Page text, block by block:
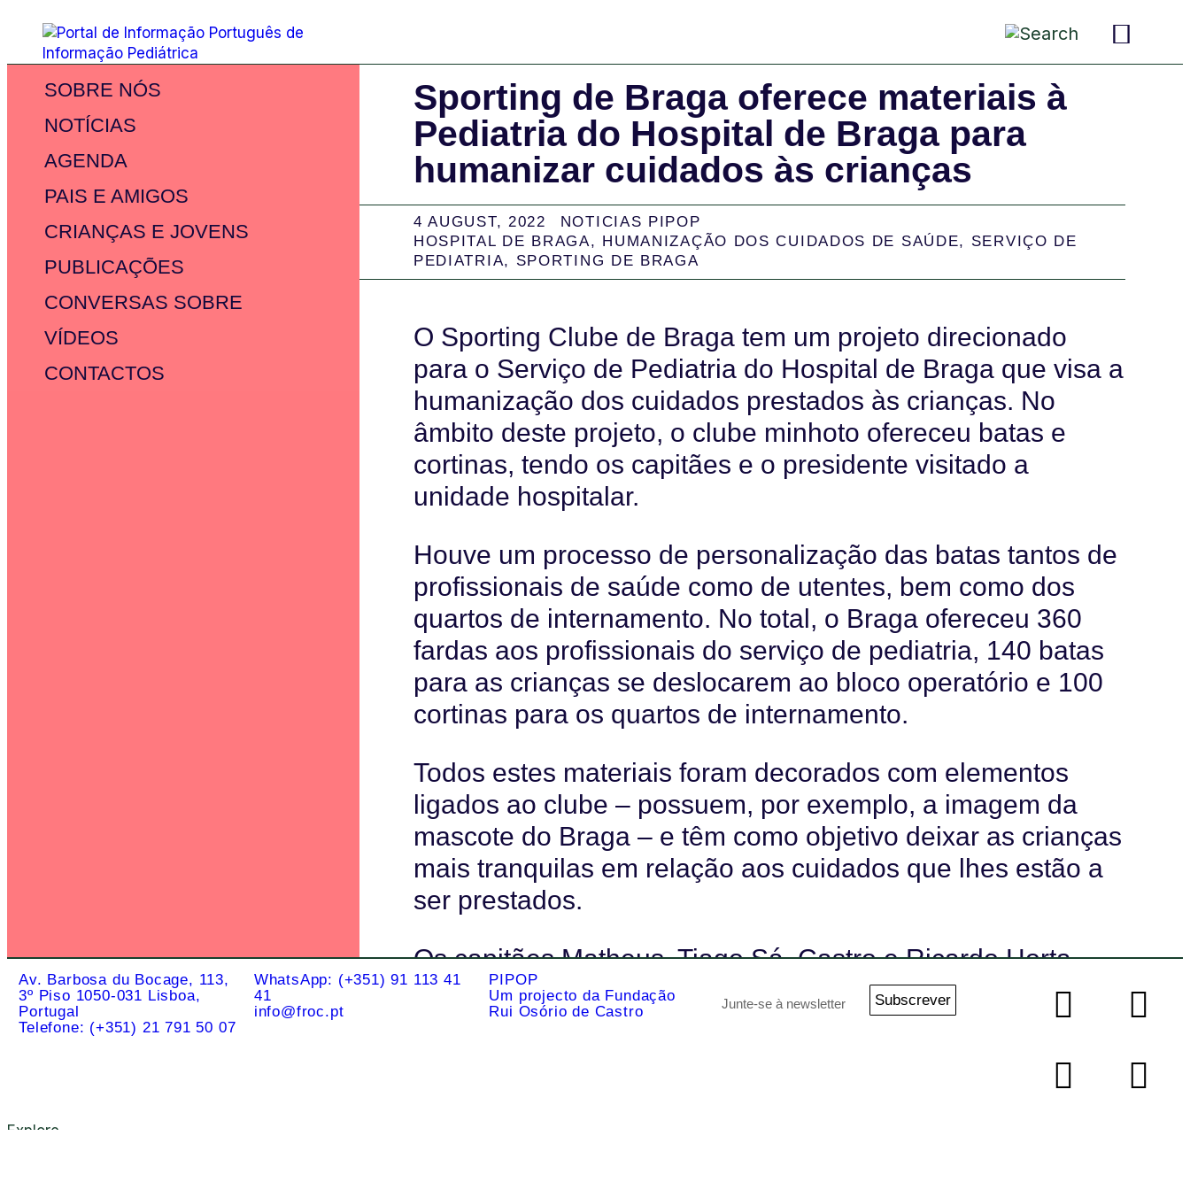
SOBRE NÓS
NOTÍCIAS
AGENDA
PAIS E AMIGOS
CRIANÇAS E JOVENS
PUBLICAÇÕES
CONVERSAS SOBRE
VÍDEOS
CONTACTOS
Sporting de Braga oferece materiais à
Pediatria do Hospital de Braga para
humanizar cuidados às crianças
4 AUGUST, 2022
NOTICIAS PIPOP
HOSPITAL DE BRAGA, HUMANIZAÇÃO DOS CUIDADOS DE SAÚDE, SERVIÇO DE
PEDIATRIA, SPORTING DE BRAGA
O Sporting Clube de Braga tem um projeto direcionado
para o Serviço de Pediatria do Hospital de Braga que visa a
humanização dos cuidados prestados às crianças. No
âmbito deste projeto, o clube minhoto ofereceu batas e
cortinas, tendo os capitães e o presidente visitado a
unidade hospitalar.
Houve um processo de personalização das batas tantos de
profissionais de saúde como de utentes, bem como dos
quartos de internamento. No total, o Braga ofereceu 360
fardas aos profissionais do serviço de pediatria, 140 batas
para as crianças se deslocarem ao bloco operatório e 100
cortinas para os quartos de internamento.
Todos estes materiais foram decorados com elementos
ligados ao clube – possuem, por exemplo, a imagem da
mascote do Braga – e têm como objetivo deixar as crianças
mais tranquilas em relação aos cuidados que lhes estão a
ser prestados.
Os capitães Matheus, Tiago Sá, Castro e Ricardo Horta,
bem como o presidente António Salvador, visitaram o
hospital e conviveram de perto com algumas das crianças
Av. Barbosa du Bocage, 113,
3º Piso 1050-031 Lisboa,
Portugal
Telefone: (+351) 21 791 50 07
WhatsApp: (+351) 91 113 41
41
info@froc.pt
PIPOP
Um projecto da Fundação
Rui Osório de Castro
Subscrever
Explore